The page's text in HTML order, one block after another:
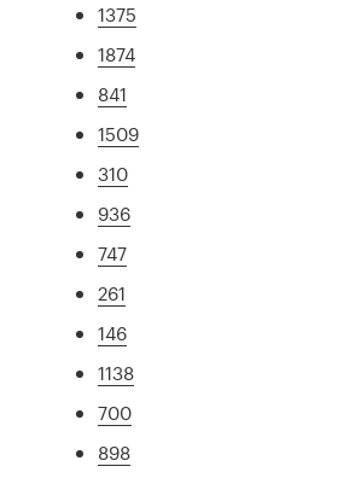
1375
1874
841
1509
310
936
747
261
146
1138
700
898